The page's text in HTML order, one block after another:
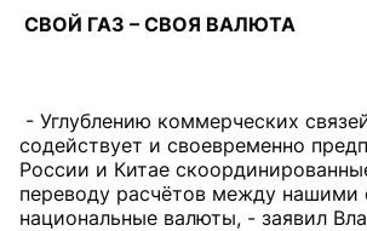
СВОЙ ГАЗ – СВОЯ ВАЛЮТА
- Углублению коммерческих
содействует и своевременно
России и Китае
переводу расчётов между нашими
национальные валюты, - заявил